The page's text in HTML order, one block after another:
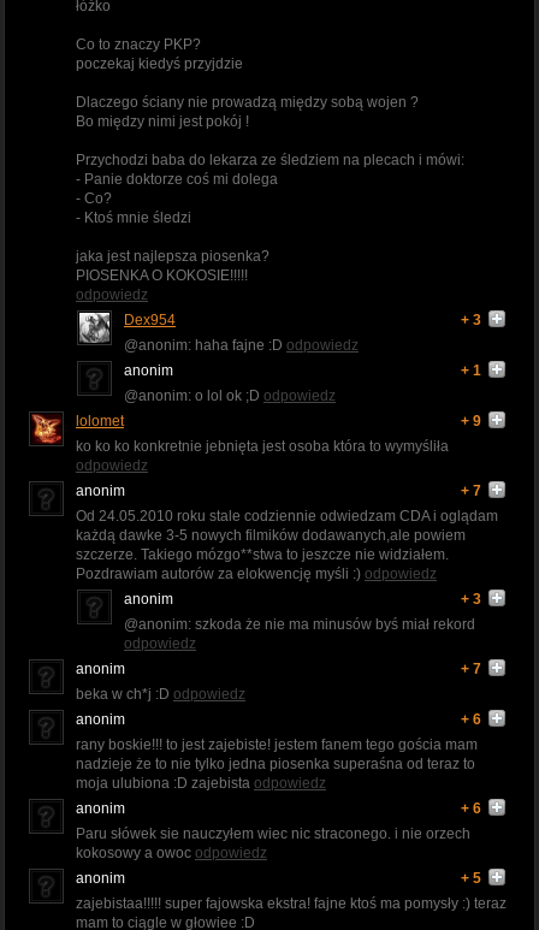
łóżko
Co to znaczy PKP?
poczekaj kiedyś przyjdzie
Dlaczego ściany nie prowadzą między sobą wojen ?
Bo między nimi jest pokój !
Przychodzi baba do lekarza ze śledziem na plecach i mówi:
- Panie doktorze coś mi dolega
- Co?
- Ktoś mnie śledzi
jaka jest najlepsza piosenka?
PIOSENKA O KOKOSIE!!!!!
odpowiedz
Dex954
+ 3
@anonim: haha fajne :D odpowiedz
anonim
+ 1
@anonim: o lol ok ;D odpowiedz
lolomet
+ 9
ko ko ko konkretnie jebnięta jest osoba która to wymyśliła
odpowiedz
anonim
+ 7
Od 24.05.2010 roku stale codziennie odwiedzam CDA i oglądam
każdą dawke 3-5 nowych filmików dodawanych,ale powiem
szczerze. Takiego mózgo**stwa to jeszcze nie widziałem.
Pozdrawiam autorów za elokwencję myśli :) odpowiedz
anonim
+ 3
@anonim: szkoda że nie ma minusów byś miał rekord
odpowiedz
anonim
+ 7
beka w ch*j :D odpowiedz
anonim
+ 6
rany boskie!!! to jest zajebiste! jestem fanem tego gościa mam
nadzieje że to nie tylko jedna piosenka superaśna od teraz to
moja ulubiona :D zajebista odpowiedz
anonim
+ 6
Paru słówek sie nauczyłem wiec nic straconego. i nie orzech
kokosowy a owoc odpowiedz
anonim
+ 5
zajebistaa!!!!! super fajowska ekstra! fajne ktoś ma pomysły :) teraz
mam to ciągle w głowiee :D